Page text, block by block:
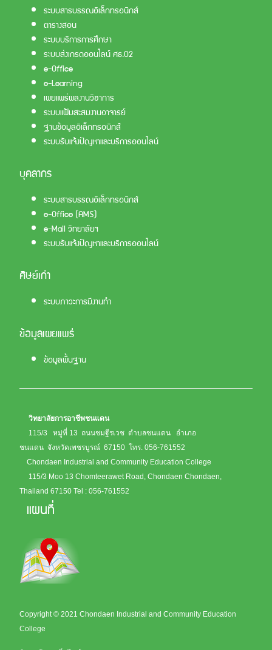
ระบบสารบรรณอิเล็กทรอนิกส์
ตารางสอน
ระบบบริการการศึกษา
ระบบส่งเกรดออนไลน์ ศธ.02
e-Office
e-Learning
เผยแพร่ผลงานวิชาการ
ระบบแฟ้มสะสมงานอาจารย์
ฐานข้อมูลอิเล็กทรอนิกส์
ระบบรับแจ้งปัญหาและบริการออนไลน์
บุคลากร
ระบบสารบรรณอิเล็กทรอนิกส์
e-Office (AMS)
e-Mail วิทยาลัยฯ
ระบบรับแจ้งปัญหาและบริการออนไลน์
ศิษย์เก่า
ระบบภาวะการมีงานทำ
ข้อมูลเผยแพร่
ข้อมูลพื้นฐาน
วิทยาลัยการอาชีพชนแดน
115/3 หมู่ที่ 13 ถนนชมฐีรเวช ตำบลชนแดน อำเภอ
ชนแดน จังหวัดเพชรบูรณ์ 67150 โทร. 056-761552
Chondaen Industrial and Community Education College
115/3 Moo 13 Chomteerawet Road, Chondaen Chondaen,
Thailand 67150 Tel : 056-761552
แผนที่
Copyright © 2021 Chondaen Industrial and Community Education
College